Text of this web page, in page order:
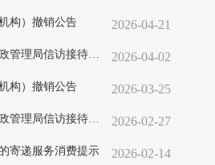
构）撤销公告 2026-04-21
2026年度第二季度巴州邮政管理局信访接待日安排表 2026-04-02
构）撤销公告 2026-03-25
2026年度第一季度巴州邮政管理局信访接待日安排表 2026-02-27
寄递服务消费提示 2026-02-14